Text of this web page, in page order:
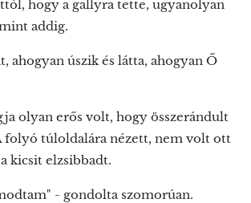
hogy a gallyra tette, ugyanolyan
addig.
ahogyan úszik és látta, ahogyan Ő
olyan erős volt, hogy összerándult
folyó túloldalára nézett, nem volt ott
kicsit elzsibbadt.
- gondolta szomorúan.